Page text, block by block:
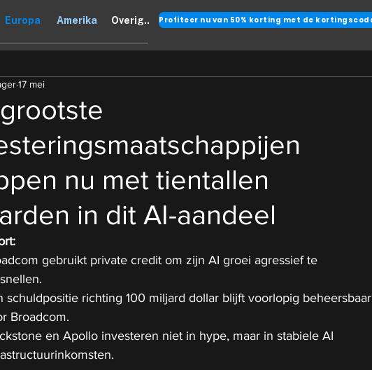
Europa Amerika Overig..
nu met tientallen
in dit AI-aandeel
17 mei
gebruikt private credit om zijn AI groei agressief te
schuldpositie richting 100 miljard dollar blijft voorlopig beheersbaar
Broadcom.
en Apollo investeren niet in hype, maar in stabiele AI